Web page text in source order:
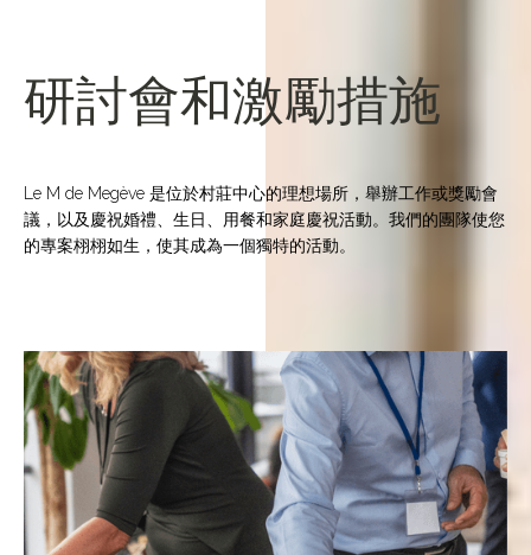
研討會和激勵措施
Le M de Megève 是位於村莊中心的理想場所，舉辦工作或獎勵會
議，以及慶祝婚禮、生日、用餐和家庭慶祝活動。我們的團隊使您
的專案栩栩如生，使其成為一個獨特的活動。